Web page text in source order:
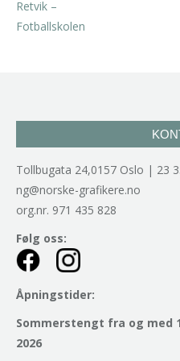
Tollbugata 24,0157 Oslo | 23
ng@norske-grafikere.no
org.nr. 971 435 828
Følg oss:
Åpningstider:
Sommerstengt fra og med
2026